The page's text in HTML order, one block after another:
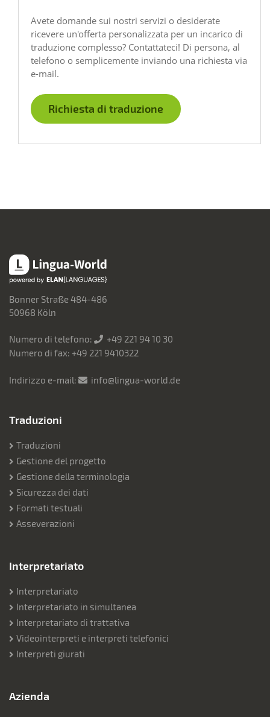
Avete domande sui nostri servizi o desiderate
ricevere un'offerta personalizzata per un incarico di
traduzione complesso? Contattateci! Di persona, al
telefono o semplicemente inviando una richiesta via
e-mail.
Richiesta di traduzione
Lingua-World
Bonner Straße 484-486
50968 Köln
Numero di telefono:
+49 221 94 10 30
Numero di fax: +49 221 9410322
Indirizzo e-mail: info@lingua-world.de
Traduzioni
Traduzioni
Gestione del progetto
Gestione della terminologia
Sicurezza dei dati
Formati testuali
Asseverazioni
Interpretariato
Interpretariato
Interpretariato in simultanea
Interpretariato di trattativa
Videointerpreti e interpreti telefonici
Interpreti giurati
Azienda